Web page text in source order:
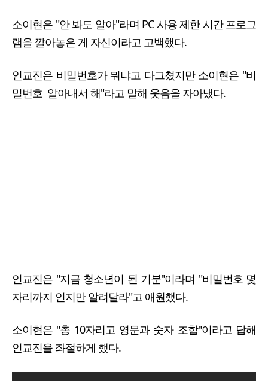
소이현은 "안 봐도 알아"라며 PC 사용 제한 시간 프로그
램을 깔아놓은 게 자신이라고 고백했다.
인교진은 비밀번호가 뭐냐고 다그쳤지만 소이현은 "비
밀번호 알아내서 해"라고 말해 웃음을 자아냈다.
인교진은 "지금 청소년이 된 기분"이라며 "비밀번호 몇
자리까지 인지만 알려달라"고 애원했다.
소이현은 "총 10자리고 영문과 숫자 조합"이라고 답해
인교진을 좌절하게 했다.